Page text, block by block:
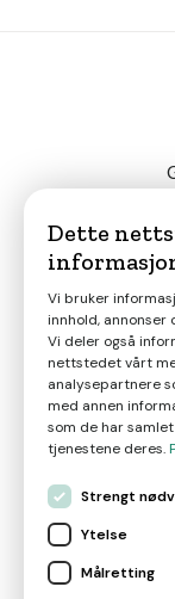
Dette
Vi bruker
innhold, annonser
Vi deler også
nettstedet vårt
analysepartnere
med annen
som de har
tjenestene deres.
Strengt
Ytelse
Målretting